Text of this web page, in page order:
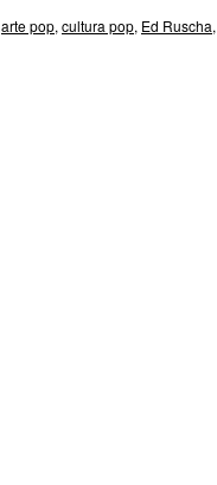
arte pop, cultura pop, Ed Ruscha,